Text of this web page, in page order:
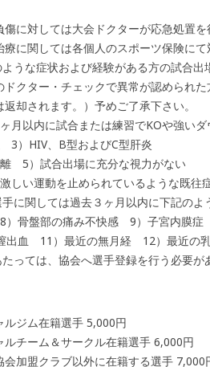
傷に対しては大会ドクターが応急処置を
療に関しては各個人のスポーツ保険にて
うな症状および経験がある方の試合出
ドクター・チェックで異常が認められた
返却されます。）予めご了承下さい。
月以内に試合または練習でKOや強い
3）HIV、B型およびC型肝炎
5）試合出場に充分な視力がない
しい運動を止められているような既往
に関しては過去３ヶ月以内に下記のよ
骨盤部の痛み不快感 9）子宮内膜症
出血 11）最近の無月経 12）最近の
っては、協会へ選手登録を行う必要が
ルジム在籍選手 5,000円
ルチーム＆サークル在籍選手 6,000円
会加盟クラブ以外に在籍する選手 7,000